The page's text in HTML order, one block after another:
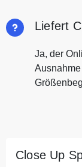
Liefert
Ja, der
Close Up